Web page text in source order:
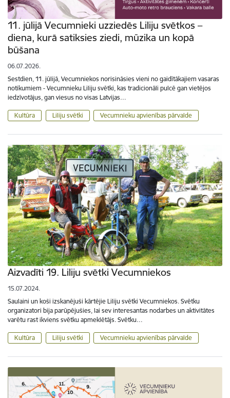
11. jūlijā Vecumnieki uzziedēs Liliju svētkos –
diena, kurā satiksies ziedi, mūzika un kopā
būšana
06.07.2026.
Sestdien, 11. jūlijā, Vecumniekos norisināsies vieni no gaidītākajiem vasaras
notikumiem - Vecumnieku Liliju svētki, kas tradicionāli pulcē gan vietējos
iedzīvotājus, gan viesus no visas Latvijas…
Kultūra Liliju svētki Vecumnieku apvienības pārvalde
Aizvadīti 19. Liliju svētki Vecumniekos
15.07.2024.
Saulaini un koši izskanējuši kārtējie Liliju svētki Vecumniekos. Svētku
organizatori bija parūpējušies, lai sev interesantas nodarbes un aktivitātes
varētu rast ikviens svētku apmeklētājs. Svētku…
Kultūra Liliju svētki Vecumnieku apvienības pārvalde